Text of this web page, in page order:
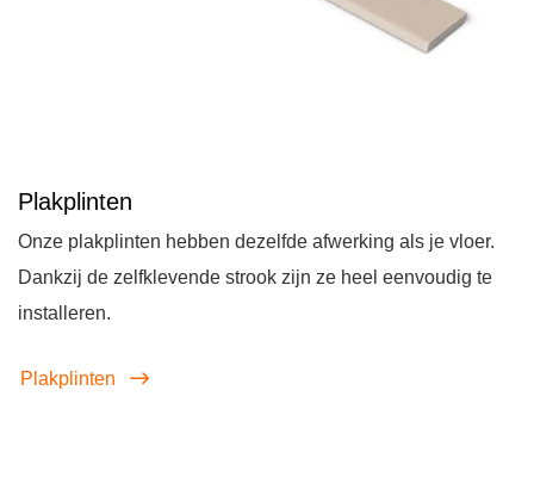
Plakplinten
Onze plakplinten hebben dezelfde afwerking als je vloer.
Dankzij de zelfklevende strook zijn ze heel eenvoudig te
installeren.
Plakplinten